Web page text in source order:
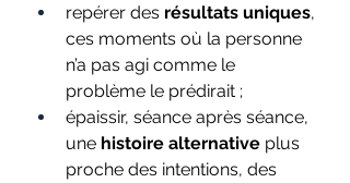
repérer des résultats uniques,
ces moments où la personne
n’a pas agi comme le
problème le prédirait ;
épaissir, séance après séance,
une histoire alternative plus
proche des intentions, des